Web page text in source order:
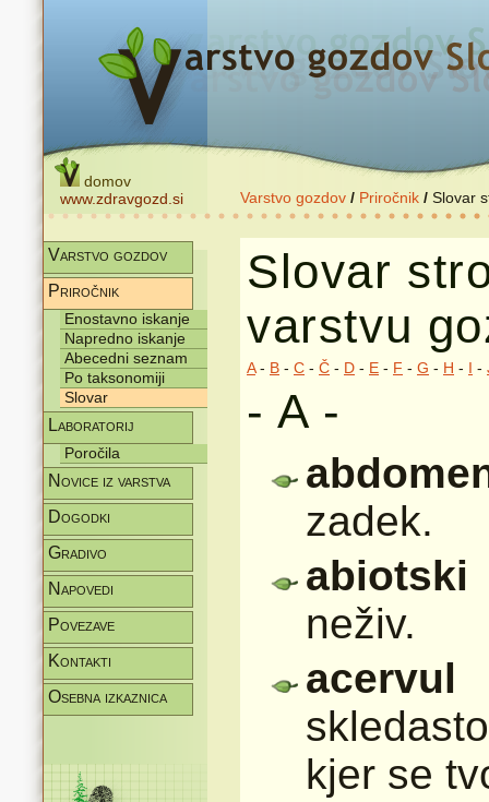
domov
www.zdravgozd.si
Varstvo gozdov / Priročnik / Slovar
Varstvo gozdov
Priročnik
Enostavno iskanje
Napredno iskanje
Abecedni seznam
Po taksonomiji
Slovar
Laboratorij
Poročila
Novice iz varstva
Dogodki
Gradivo
Napovedi
Povezave
Kontakti
Osebna izkaznica
Slovar
varstvu
A- B - C - Č - D - E - F - G - H - -
- A -
zadek.
abiotski
neživ.
acervul
kjer se